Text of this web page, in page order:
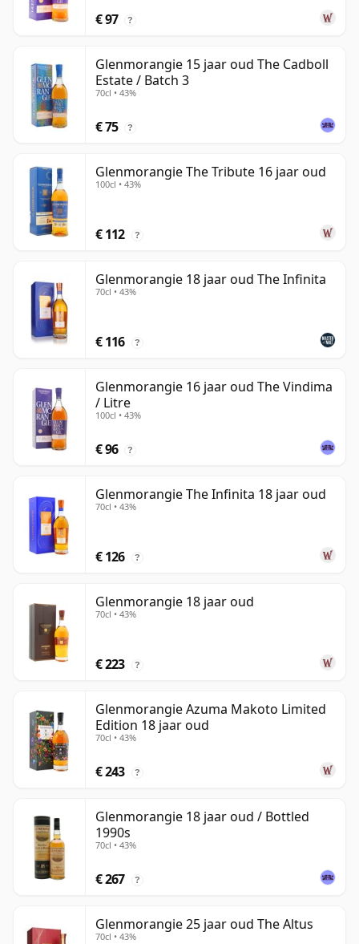
€ 97 ?
Glenmorangie 15 jaar oud The Cadboll
Estate / Batch 3
70cl • 43%
€ 75 ?
Glenmorangie The Tribute 16 jaar oud
100cl • 43%
€ 112 ?
Glenmorangie 18 jaar oud The Infinita
70cl • 43%
€ 116 ?
Glenmorangie 16 jaar oud The Vindima
/ Litre
100cl • 43%
€ 96 ?
Glenmorangie The Infinita 18 jaar oud
70cl • 43%
€ 126 ?
Glenmorangie 18 jaar oud
70cl • 43%
€ 223 ?
Glenmorangie Azuma Makoto Limited
Edition 18 jaar oud
70cl • 43%
€ 243 ?
Glenmorangie 18 jaar oud / Bottled
1990s
70cl • 43%
€ 267 ?
Glenmorangie 25 jaar oud The Altus
70cl • 43%